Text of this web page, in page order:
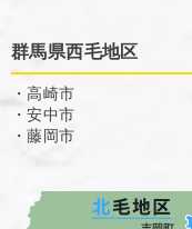
群馬県西毛地区
・高崎市
・安中市
・藤岡市